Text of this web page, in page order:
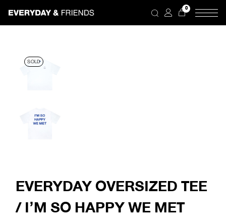
the
0
SOLD
EVERYDAY OVERSIZED TEE
/ I’M SO HAPPY WE MET